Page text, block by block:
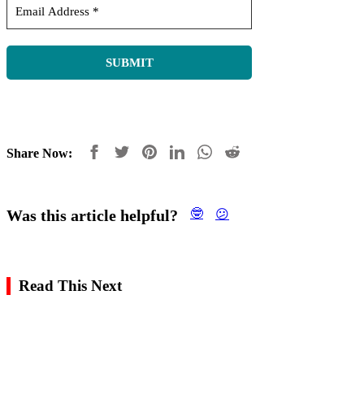
Share Now:
Was this article helpful? 🤓 😕
Read This Next